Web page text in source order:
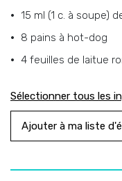
15 ml (1 c. à soupe)
8 pains à hot-dog
4 feuilles de laitue
Sélectionner tous les
Ajouter à ma liste